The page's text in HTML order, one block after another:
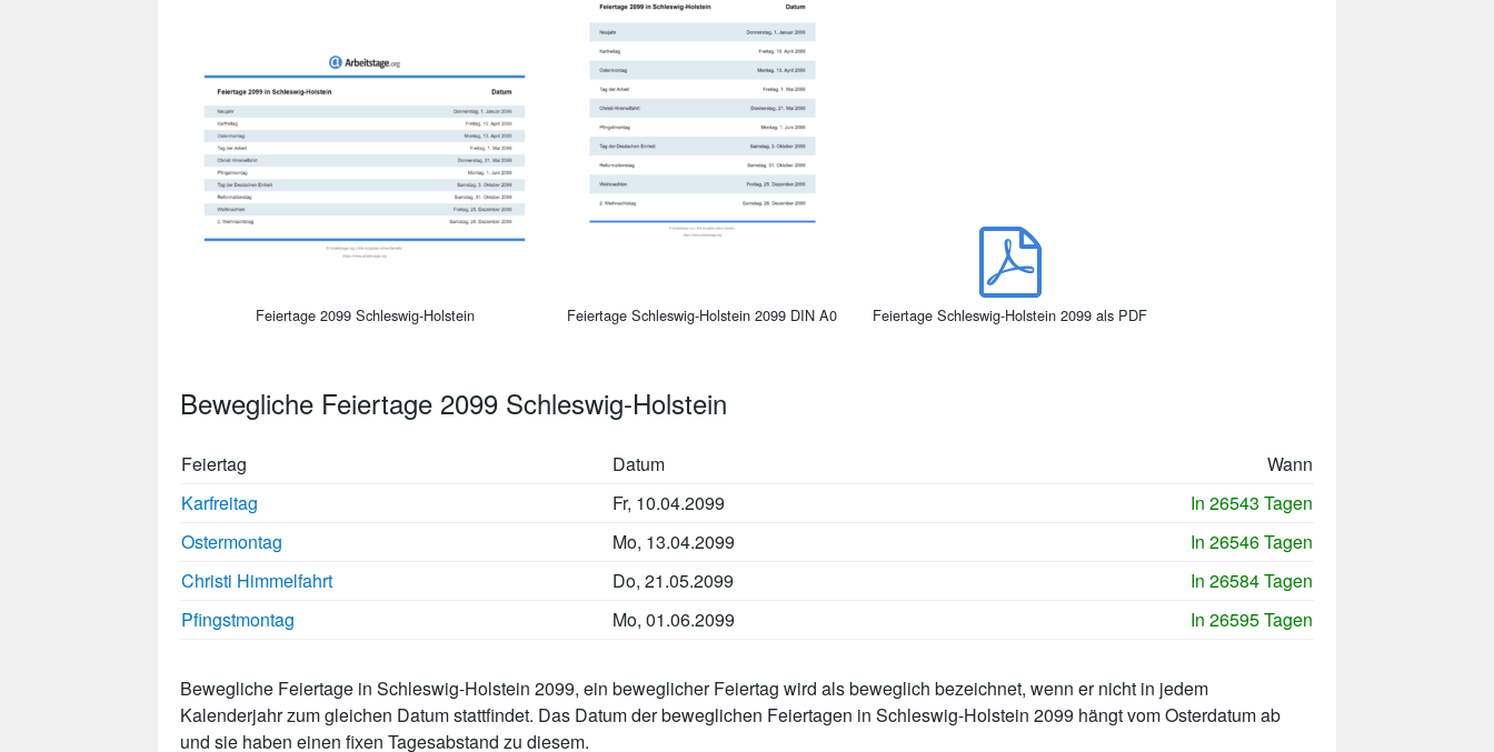
Feiertage 2099 Schleswig-Holstein Feiertage Schleswig-Holstein 2099 DIN A0 Feiertage Schleswig-Holstein 2099 als PDF
Bewegliche Feiertage 2099 Schleswig-Holstein
Feiertag Datum
Wann
Karfreitag
Fr, 10.04.2099
In 26543 Tagen
Ostermontag
Mo, 13.04.2099
In 26546 Tagen
Christi Himmelfahrt
Do, 21.05.2099
In 26584 Tagen
Pfingstmontag
Mo, 01.06.2099 In 26595 Tagen
Bewegliche Feiertage in Schleswig-Holstein 2099, ein beweglicher Feiertag wird als beweglich bezeichnet, wenn er nicht in jedem
Kalenderjahr zum gleichen Datum stattfindet. Das Datum der beweglichen Feiertagen in Schleswig-Holstein 2099 hängt vom Osterdatum ab
und sie haben einen fixen Tagesabstand zu diesem.